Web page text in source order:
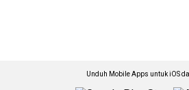
Unduh Mobile Apps untuk iOS